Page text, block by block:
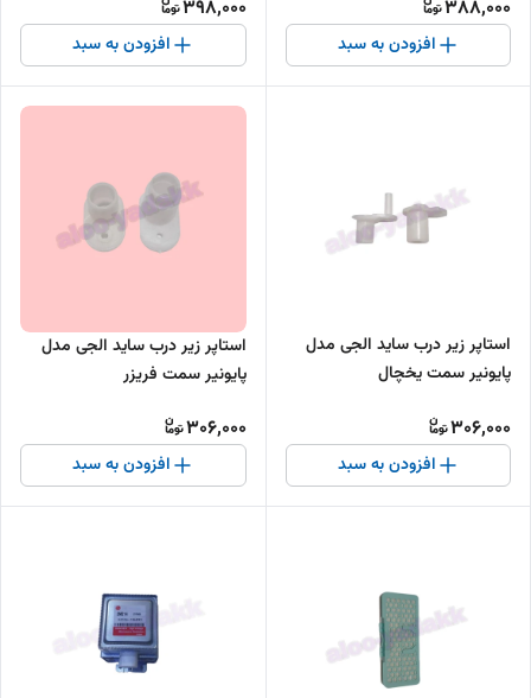
388,000
افزودن به سبد
398,000
افزودن به سبد
استاپر زیر درب ساید الجی مدل
پایونیر سمت یخچال
306,000
افزودن به سبد
استاپر زیر درب ساید الجی مدل
پایونیر سمت فریزر
306,000
افزودن به سبد